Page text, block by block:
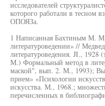
исследователей
которого работали в тесном
ОПОЯЗа.
1 Написанная Бахтиным М.
литературоведении» //
литературоведения. JI.,
М.) Формальный метод в
маской", вып. 2. М., 1993);
прием» «Психологии
искусства. М., 1968.;
перечисленных в